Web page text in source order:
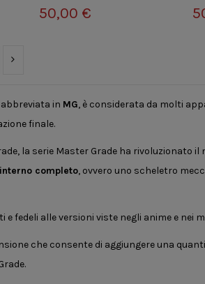
50,00 €
in MG, è considerata da molti
finale.
la serie Master Grade ha rivoluzionato il
completo, ovvero uno scheletro
fedeli alle versioni viste negli anime e nei
che consente di aggiungere una